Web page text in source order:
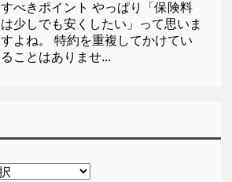
すべきポイント やっぱり「保険料
は少しでも安くしたい」って思いま
すよね。 特約を重複してかけてい
ることはありませ...